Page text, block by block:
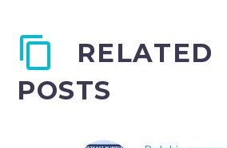
RELATED
POSTS